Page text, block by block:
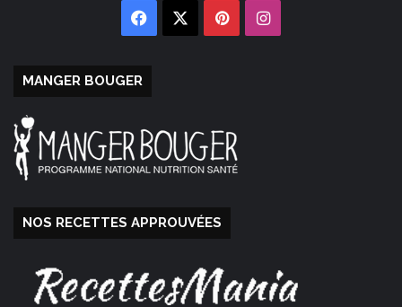
Facebook PinterestInstagram
MANGER BOUGER
NOS RECETTES APPROUVÉES